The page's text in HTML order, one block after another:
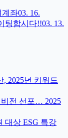
계좌03. 16.
팅합시다!!03. 13.
2025년 키워드
비전 선포… 2025
대상 ESG 특강